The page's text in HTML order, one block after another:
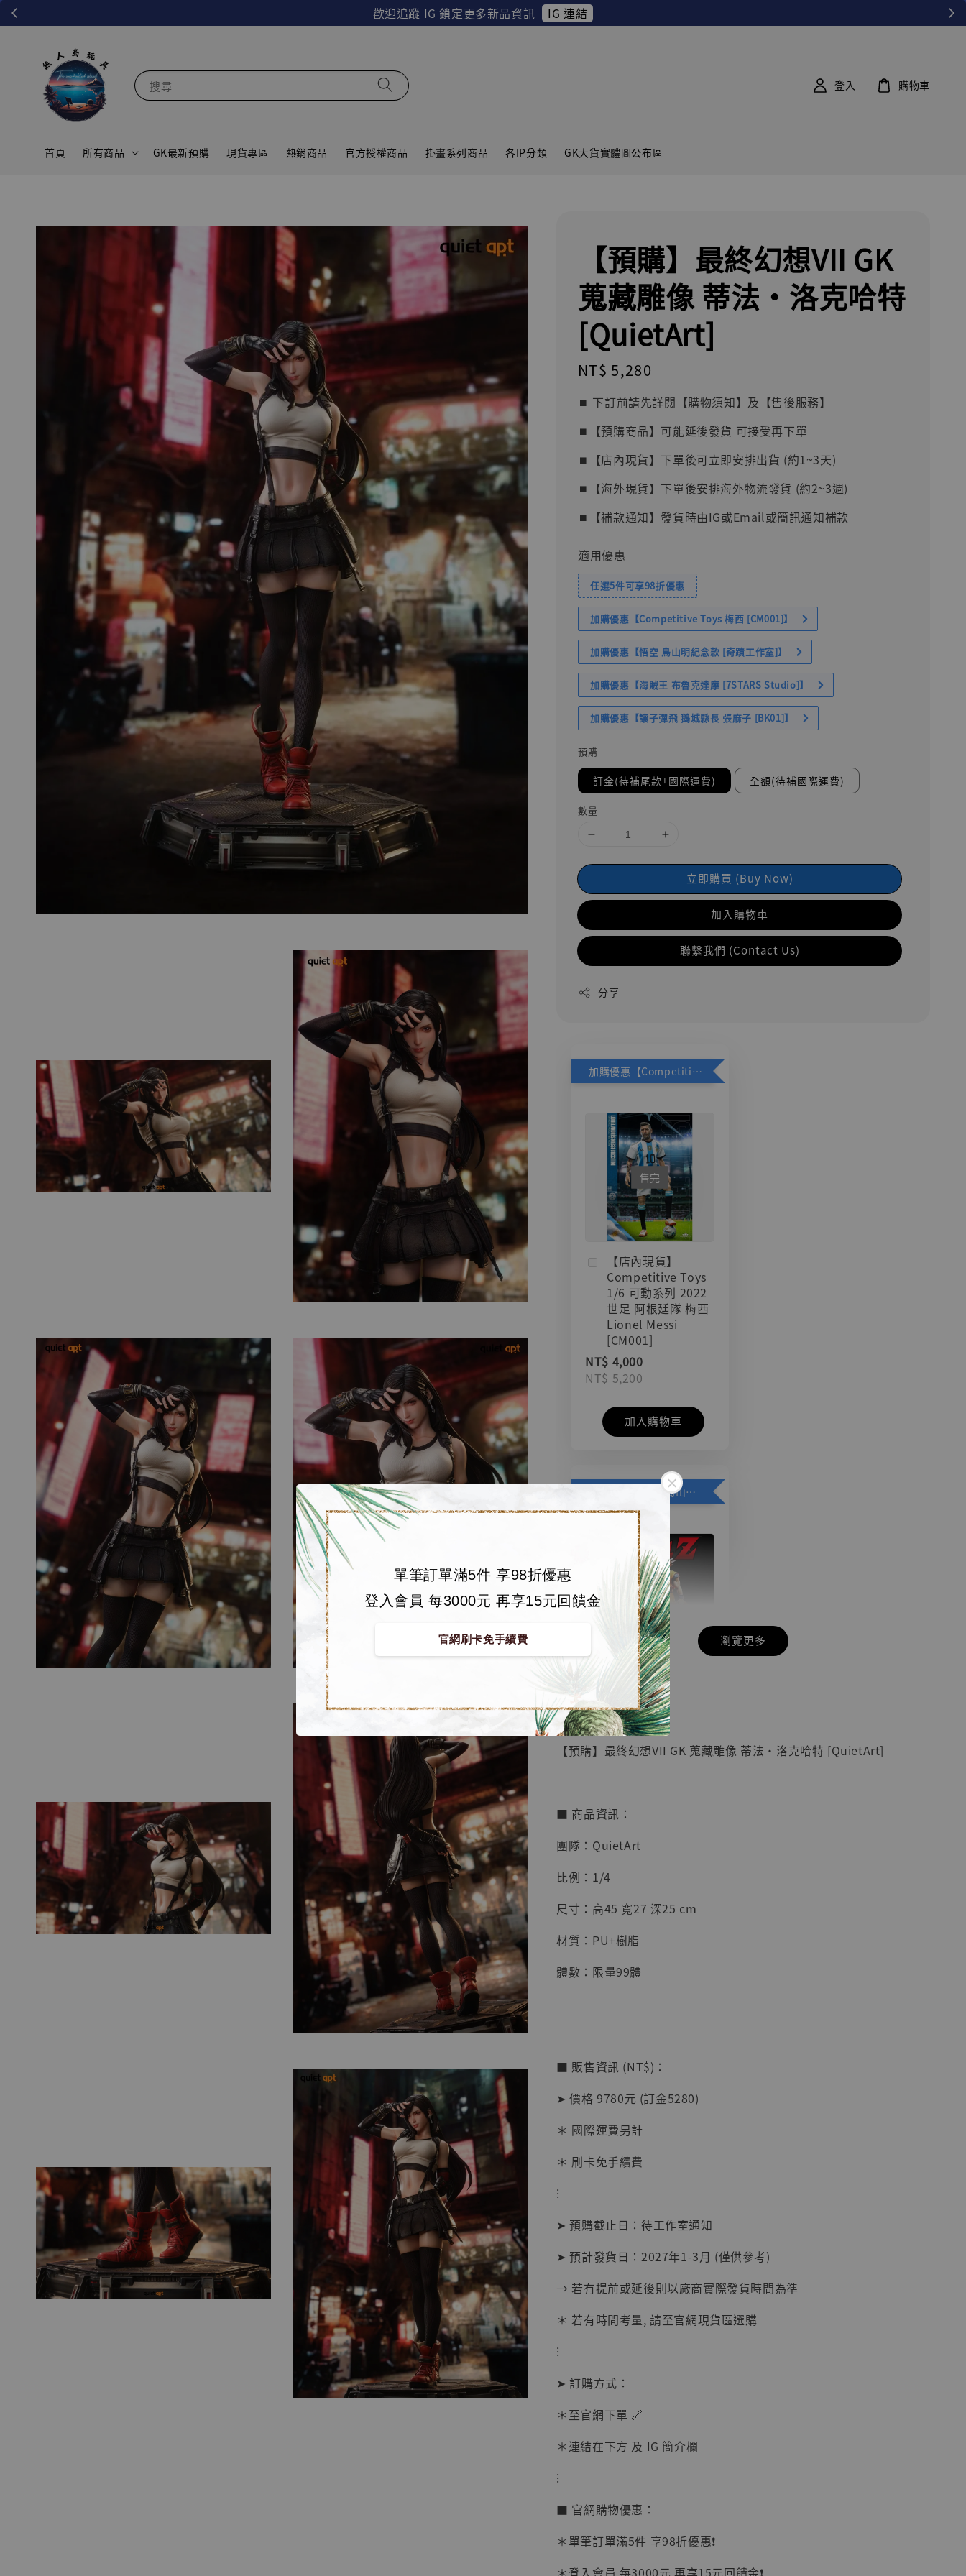
歡迎追蹤 IG 鎖定更多新品資訊 IG 連結
單筆訂單滿5件 享98折優惠
登入會員 每3000元 再享15元回饋金
官網刷卡免手續費
搜尋
首頁 所有商品 GK最新預購 現貨專區 熱銷商品 官方授權商品 掛畫系列商品 各IP分類 GK大貨實體圖公布區
登入 購物車
【預購】最終幻想VII GK
蒐藏雕像 蒂法·洛克哈特
[QuietArt]
Regular
price
NT$ 5,280
⏹︎ 下訂前請先詳閱【購物須知】及【售後服務】
⏹︎【預購商品】可能延後發貨 可接受再下單
⏹︎【店內現貨】下單後可立即安排出貨 (約1~3天)
⏹︎【海外現貨】下單後安排海外物流發貨 (約2~3週)
⏹︎【補款通知】發貨時由IG或Email或簡訊通知補款
適用優惠
任選5件可享98折優惠
加購優惠【Competitive Toys 梅西 [CM001]】
加購優惠【悟空 鳥山明紀念款 [奇蹟工作室]】
加購優惠【海賊王 布魯克達摩 [7STARS Studio]】
加購優惠【讓子彈飛 鵝城縣長 張麻子 [BK01]】
預購
訂金(待補尾款+國際運費) 全額(待補國際運費)
數量
立即購買 (Buy Now)
加入購物車
聯繫我們 (Contact Us)
分享
加購優惠【Competitive Toys 梅西 [CM001]】
售完
【店內現貨】
Competitive Toys
1/6 可動系列 2022
世足 阿根廷隊 梅西
Lionel Messi
[CM001]
NT$ 4,000
NT$ 5,200
加入購物車
加購優惠【悟空 鳥山明紀念款 [奇蹟工作室]】
【店內現貨】七龍珠
系列蒐藏雕像 悟空
鳥山明紀念款 [奇蹟
工作室]
NT$ 4,280
- +
加入購物車
【店內現貨】海賊王
系列蒐藏雕像 布魯
克達摩 [7STARS
Studio]
NT$ 1,870
加購優惠【讓子彈飛 鵝城縣長 張麻子 [BK01]】
可動蒐藏人偶 讓子
彈飛 鵝城縣長 張麻
子 [BK01]
-
瀏覽更多
🏝【無人島玩具】
【預購】最終幻想VII GK 蒐藏雕像 蒂法·洛克哈特 [QuietArt]
■ 商品資訊：
團隊：QuietArt
比例：1/4
尺寸：高45 寬27 深25 cm
材質：PU+樹脂
體數：限量99體
──────────────
■ 販售資訊 (NT$)：
➤ 價格 9780元 (訂金5280)
＊ 國際運費另計
＊ 刷卡免手續費
⁝
➤ 預購截止日：待工作室通知
➤ 預計發貨日：2027年1-3月 (僅供參考)
→ 若有提前或延後則以廠商實際發貨時間為準
＊ 若有時間考量, 請至官網現貨區選購
⁝
➤ 訂購方式：
＊至官網下單 🔗
＊連結在下方 及 IG 簡介欄
⁝
■ 官網購物優惠：
＊單筆訂單滿5件 享98折優惠❗️
＊登入會員 每3000元 再享15元回饋金❗️